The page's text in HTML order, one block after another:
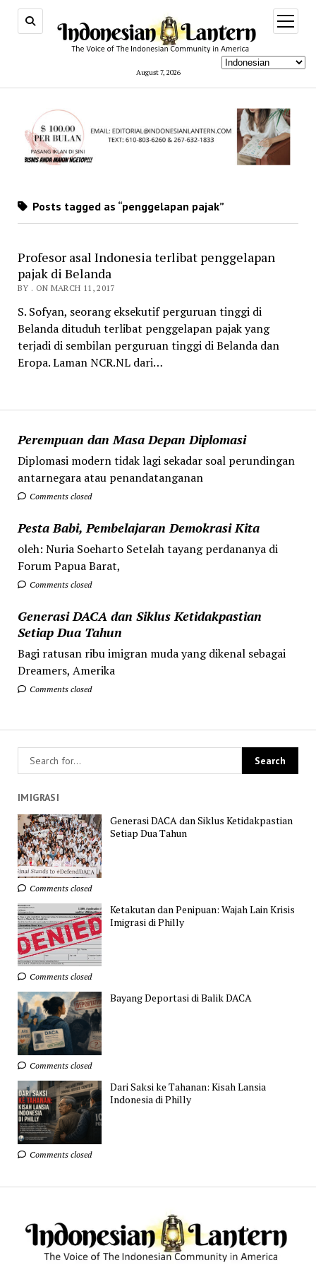
August 7, 2026
open
menu
Perempuan dan Masa Depan Diplomasi
Diplomasi modern tidak lagi sekadar soal perundingan
antarnegara atau penandatanganan
Comments closed
Pesta Babi, Pembelajaran Demokrasi Kita
oleh: Nuria Soeharto Setelah tayang perdananya di
Forum Papua Barat,
Comments closed
Generasi DACA dan Siklus Ketidakpastian
Setiap Dua Tahun
Bagi ratusan ribu imigran muda yang dikenal sebagai
Dreamers, Amerika
Comments closed
Posts tagged as “penggelapan pajak”
Profesor asal Indonesia terlibat penggelapan
pajak di Belanda
BY . ON MARCH 11, 2017
S. Sofyan, seorang eksekutif perguruan tinggi di
Belanda dituduh terlibat penggelapan pajak yang
terjadi di sembilan perguruan tinggi di Belanda dan
Eropa. Laman NCR.NL dari…
IMIGRASI
Generasi DACA dan Siklus Ketidakpastian
Setiap Dua Tahun
Comments closed
Ketakutan dan Penipuan: Wajah Lain Krisis
Imigrasi di Philly
Comments closed
Bayang Deportasi di Balik DACA
Comments closed
Dari Saksi ke Tahanan: Kisah Lansia
Indonesia di Philly
Comments closed